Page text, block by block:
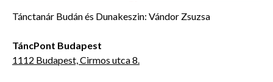
Tánctanár Budán és Dunakeszin: Vándor Zsuzsa
TáncPont Budapest
1112 Budapest, Cirmos utca 8.